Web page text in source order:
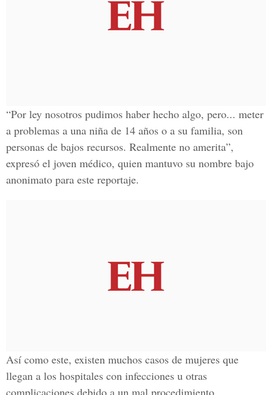
“Por ley nosotros pudimos haber hecho algo, pero... meter
a problemas a una niña de 14 años o a su familia, son
personas de bajos recursos. Realmente no amerita”,
expresó el joven médico, quien mantuvo su nombre bajo
anonimato para este reportaje.
Así como este, existen muchos casos de mujeres que
llegan a los hospitales con infecciones u otras
complicaciones debido a un mal procedimiento.